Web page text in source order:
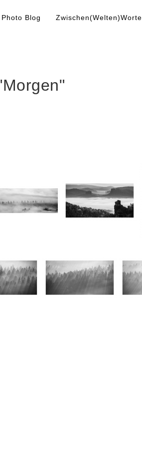
Photo Blog Zwischen(Welten)Worte